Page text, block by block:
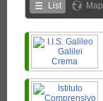
List Map